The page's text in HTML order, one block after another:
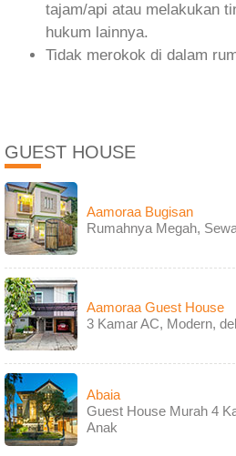
tajam/api atau melakukan
hukum lainnya.
Tidak merokok di dalam
GUEST HOUSE
Aamoraa Bugisan
Rumahnya Megah,
Aamoraa Guest House
3 Kamar AC, Modern,
Abaia
Guest House Murah 4
Anak